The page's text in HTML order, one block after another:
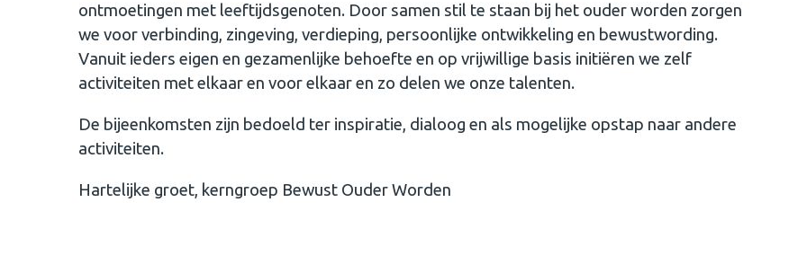
ontmoetingen met leeftijdsgenoten. Door samen stil te staan bij het ouder worden zorgen
we voor verbinding, zingeving, verdieping, persoonlijke ontwikkeling en bewustwording.
Vanuit ieders eigen en gezamenlijke behoefte en op vrijwillige basis initiëren we zelf
activiteiten met elkaar en voor elkaar en zo delen we onze talenten.
De bijeenkomsten zijn bedoeld ter inspiratie, dialoog en als mogelijke opstap naar andere
activiteiten.
Hartelijke groet, kerngroep Bewust Ouder Worden